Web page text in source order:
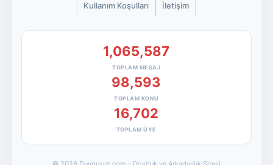
Kullanım Koşulları İletişim
1,065,587
TOPLAM MESAJ
98,593
TOPLAM KONU
16,702
TOPLAM ÜYE